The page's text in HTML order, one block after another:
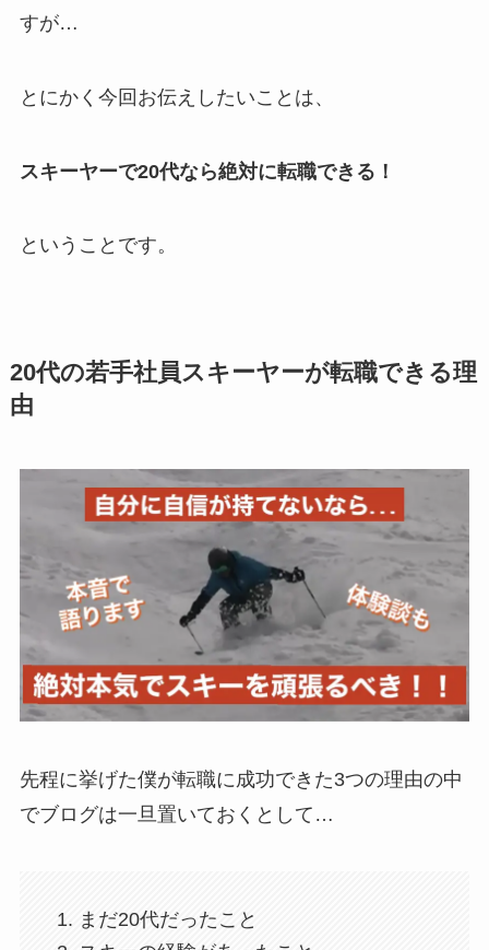
すが…
とにかく今回お伝えしたいことは、
スキーヤーで20代なら絶対に転職できる！
ということです。
20代の若手社員スキーヤーが転職できる理
由
先程に挙げた僕が転職に成功できた3つの理由の中
でブログは一旦置いておくとして…
まだ20代だったこと